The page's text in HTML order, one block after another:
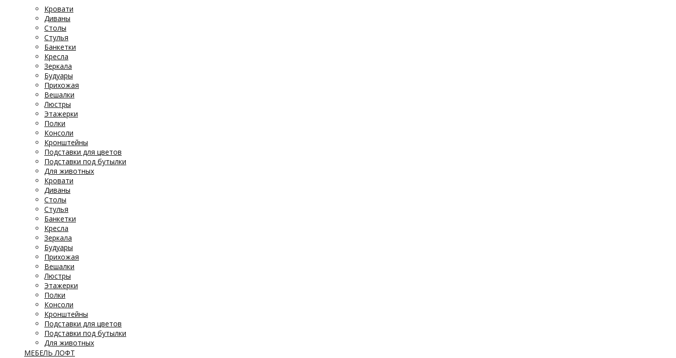
Кровати
Диваны
Столы
Стулья
Банкетки
Кресла
Зеркала
Будуары
Прихожая
Вешалки
Люстры
Этажерки
Полки
Консоли
Кронштейны
Подставки для цветов
Подставки под бутылки
Для животных
Кровати
Диваны
Столы
Стулья
Банкетки
Кресла
Зеркала
Будуары
Прихожая
Вешалки
Люстры
Этажерки
Полки
Консоли
Кронштейны
Подставки для цветов
Подставки под бутылки
Для животных
МЕБЕЛЬ ЛОФТ